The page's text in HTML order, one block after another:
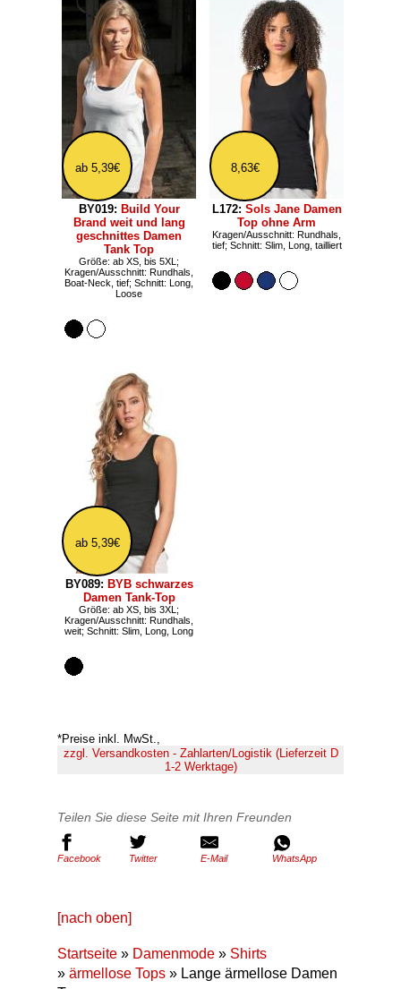
ab 5,39€
BY019: Build Your
Brand weit und lang
geschnittes Damen
Tank Top
Größe: ab XS, bis 5XL;
Kragen/Ausschnitt: Rundhals,
Boat-Neck, tief; Schnitt: Long,
Loose
8,63€
L172: Sols Jane Damen
Top ohne Arm
Kragen/Ausschnitt: Rundhals,
tief; Schnitt: Slim, Long, tailliert
ab 5,39€
BY089: BYB schwarzes
Damen Tank-Top
Größe: ab XS, bis 3XL;
Kragen/Ausschnitt: Rundhals,
weit; Schnitt: Slim, Long, Long
*Preise inkl. MwSt.,
zzgl. Versandkosten - Zahlarten/Logistik (Lieferzeit D
1-2 Werktage)
Teilen Sie diese Seite mit Ihren Freunden
Facebook Twitter E-Mail WhatsApp
[nach oben]
Startseite » Damenmode » Shirts
» ärmellose Tops » Lange ärmellose Damen